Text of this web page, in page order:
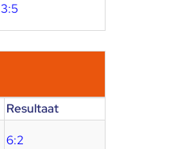
3:5
Resultaat
6:2